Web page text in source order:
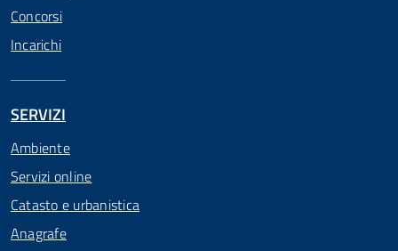
Concorsi
Incarichi
SERVIZI
Ambiente
Servizi online
Catasto e urbanistica
Anagrafe